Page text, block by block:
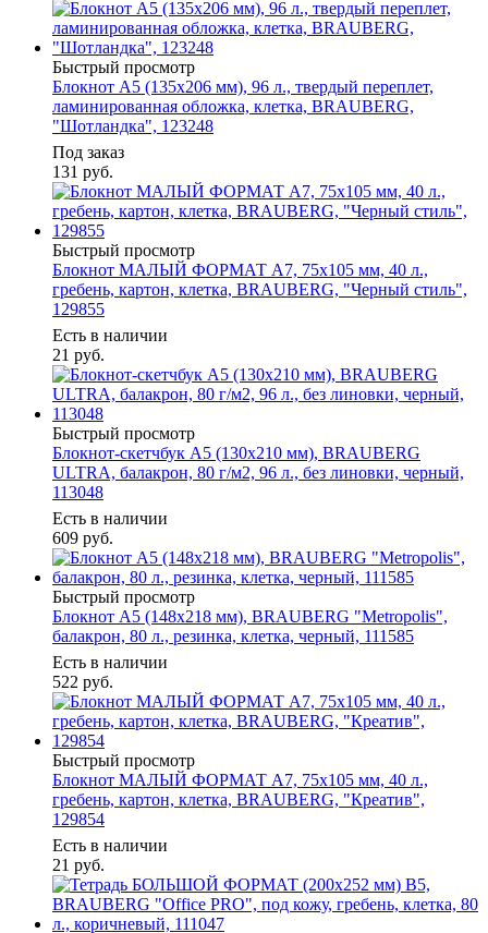
Быстрый просмотр
Блокнот А5 (135х206 мм), 96 л., твердый переплет,
ламинированная обложка, клетка, BRAUBERG,
"Шотландка", 123248
Под заказ
131 руб.
Быстрый просмотр
Блокнот МАЛЫЙ ФОРМАТ А7, 75х105 мм, 40 л.,
гребень, картон, клетка, BRAUBERG, "Черный стиль",
129855
Есть в наличии
21 руб.
Быстрый просмотр
Блокнот-скетчбук А5 (130х210 мм), BRAUBERG
ULTRA, балакрон, 80 г/м2, 96 л., без линовки, черный,
113048
Есть в наличии
609 руб.
Быстрый просмотр
Блокнот А5 (148x218 мм), BRAUBERG "Metropolis",
балакрон, 80 л., резинка, клетка, черный, 111585
Есть в наличии
522 руб.
Быстрый просмотр
Блокнот МАЛЫЙ ФОРМАТ А7, 75х105 мм, 40 л.,
гребень, картон, клетка, BRAUBERG, "Креатив",
129854
Есть в наличии
21 руб.